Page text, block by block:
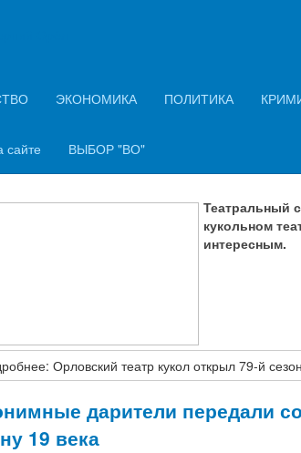
ЭКОНОМИКА ПОЛИТИКА
сайте ВЫБОР "ВО"
театр кукол открыл 79-
о материале
КУЛЬТУРА
Театральный
кукольном
интересным.
Орловский театр кукол открыл 79-й сезон
дарители передали
19 века